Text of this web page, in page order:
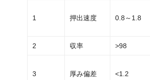
1 押出速度 0.8～1.8
2 収率 >98
3 厚み偏差 <1.2